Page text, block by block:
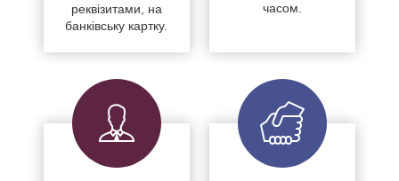
реквізитами, на
банківську картку.
часом.